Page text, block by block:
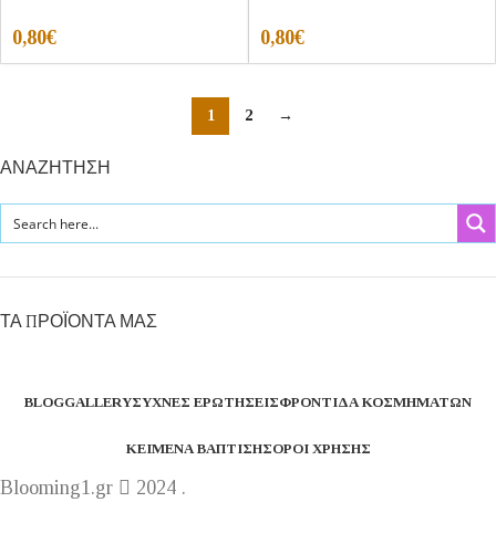
0,80€ 0,80€
1 2 →
ΑΝΑΖΗΤΗΣΗ
ΤΑ ΠΡΟΪΟΝΤΑ ΜΑΣ
BLOGGALLERYΣΥΧΝΈΣ ΕΡΩΤΉΣΕΙΣΦΡΟΝΤΊΔΑ ΚΟΣΜΗΜΆΤΩΝ
ΚΕΊΜΕΝΑ ΒΆΠΤΙΣΗΣΌΡΟΙ ΧΡΉΣΗΣ
Blooming1.gr
2024 .